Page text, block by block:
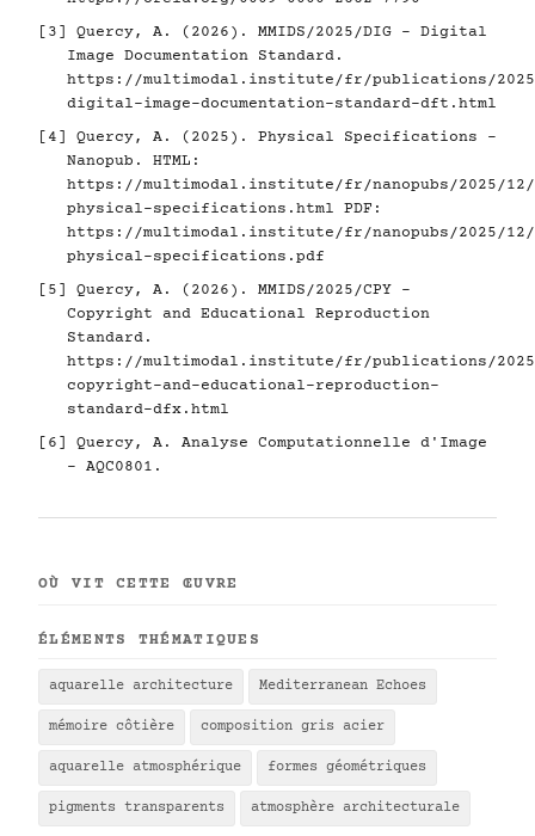
[3]
Quercy, A. (2026). MMIDS/2025/DIG - Digital
Image Documentation Standard.
https://multimodal.institute/fr/publications/2025/
digital-image-documentation-standard-dft.html
[4]
Quercy, A. (2025). Physical Specifications -
Nanopub. HTML:
https://multimodal.institute/fr/nanopubs/2025/12/
physical-specifications.html PDF:
https://multimodal.institute/fr/nanopubs/2025/12/
physical-specifications.pdf
[5]
Quercy, A. (2026). MMIDS/2025/CPY -
Copyright and Educational Reproduction
Standard.
https://multimodal.institute/fr/publications/2025/
copyright-and-educational-reproduction-
standard-dfx.html
[6]
Quercy, A. Analyse Computationnelle d'Image
- AQC0801.
OÙ VIT CETTE ŒUVRE
ÉLÉMENTS THÉMATIQUES
aquarelle architecture Mediterranean Echoes
mémoire côtière composition gris acier
aquarelle atmosphérique formes géométriques
pigments transparents atmosphère architecturale